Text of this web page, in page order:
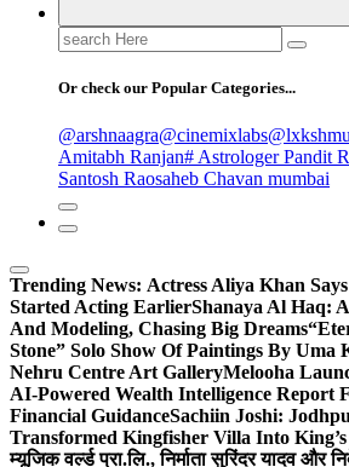
Search
for:
Or check our Popular Categories...
@arshnaagra@cinemixlabs
Amitabh Ranjan# Astrologer Pandit
Santosh Raosaheb Chavan mumbai
Trending News: Actress Aliya Khan
Started Acting EarlierShanaya Al Haq:
And Modeling, Chasing Big Dreams
Stone” Solo Show Of Paintings By
Nehru Centre Art GalleryMelooha
AI-Powered Wealth Intelligence Report
Financial GuidanceSachiin Joshi:
Transformed Kingfisher Villa Into
म्यूजिक वर्ल्ड प्रा.लि., निर्माता सुरिंदर यादव और